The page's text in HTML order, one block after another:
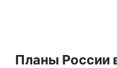
Планы России